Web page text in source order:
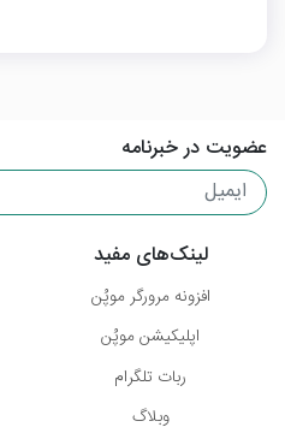
عضویت در خبرنامه
لینک‌های مفید
افزونه مرورگر موپُن
اپلیکیشن موپُن
ربات تلگرام
وبلاگ